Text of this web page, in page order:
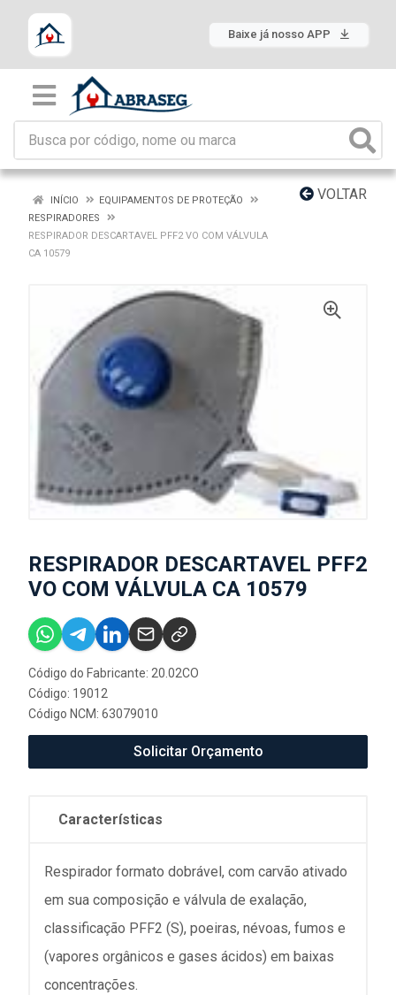
Baixe já nosso APP
VOLTAR
INÍCIO
EQUIPAMENTOS DE PROTEÇÃO
RESPIRADORES
RESPIRADOR DESCARTAVEL PFF2 VO COM VÁLVULA
CA 10579
RESPIRADOR DESCARTAVEL PFF2
VO COM VÁLVULA CA 10579
Código do Fabricante: 20.02CO
Código: 19012
Código NCM: 63079010
Solicitar Orçamento
Características
Respirador formato dobrável, com carvão ativado
em sua composição e válvula de exalação,
classificação PFF2 (S), poeiras, névoas, fumos e
(vapores orgânicos e gases ácidos) em baixas
concentrações.